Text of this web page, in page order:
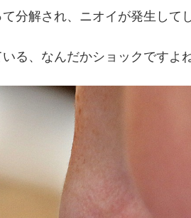
分解され、ニオイが発生して
る、なんだかショックですよね